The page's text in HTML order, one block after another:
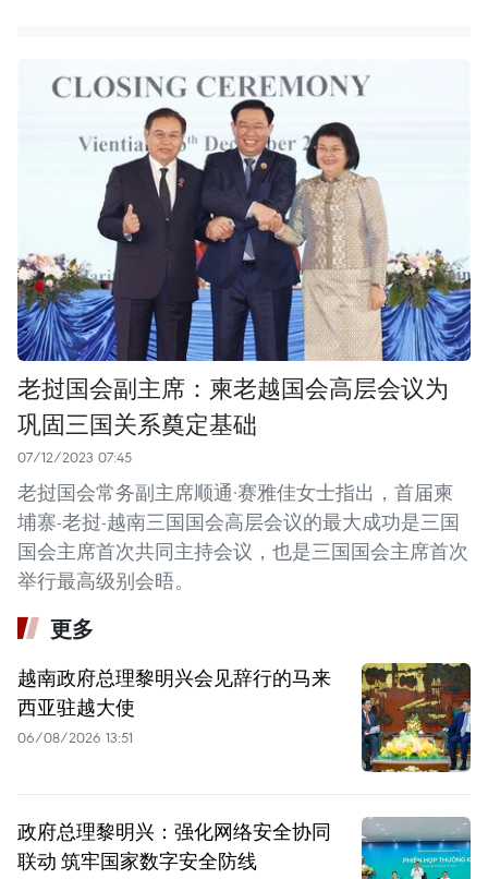
老挝国会副主席：柬老越国会高层会议为
巩固三国关系奠定基础
07/12/2023 07:45
老挝国会常务副主席顺通·赛雅佳女士指出，首届柬
埔寨-老挝-越南三国国会高层会议的最大成功是三国
国会主席首次共同主持会议，也是三国国会主席首次
举行最高级别会晤。
更多
越南政府总理黎明兴会见辞行的马来
西亚驻越大使
06/08/2026 13:51
政府总理黎明兴：强化网络安全协同
联动 筑牢国家数字安全防线